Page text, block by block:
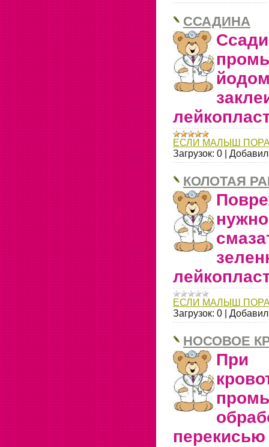
ССАДИНА
ЕСЛИ МАЛЫШ
Загрузок: 0
КОЛОТАЯ
ЕСЛИ МАЛЫШ
Загрузок: 0
НОСОВОЕ